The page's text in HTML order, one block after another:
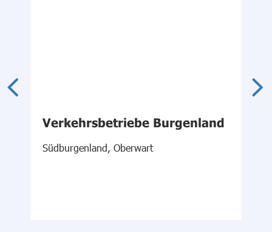
Verkehrsbetriebe Burgenland
Südburgenland, Oberwart